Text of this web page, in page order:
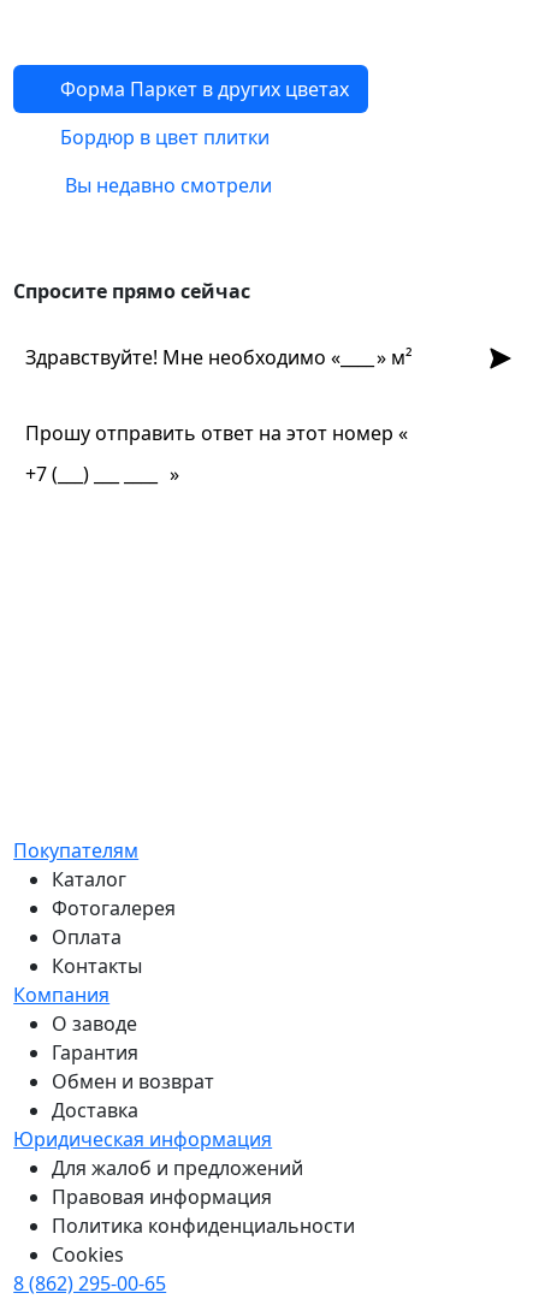
Форма Паркет в других цветах
Бордюр в цвет плитки
Вы недавно смотрели
Спросите прямо сейчас
Здравствуйте! Мне необходимо « » м²
Прошу отправить ответ на этот номер «
»
Покупателям
Каталог
Фотогалерея
Оплата
Контакты
Компания
О заводе
Гарантия
Обмен и возврат
Доставка
Юридическая информация
Для жалоб и предложений
Правовая информация
Политика конфиденциальности
Cookies
8 (862) 295-00-65